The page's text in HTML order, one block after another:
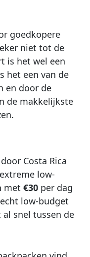
goedkopere
niet tot de
is het wel een
het een van de
en door de
de makkelijkste
Costa Rica
low-
met €30 per dag
low-budget
snel tussen de